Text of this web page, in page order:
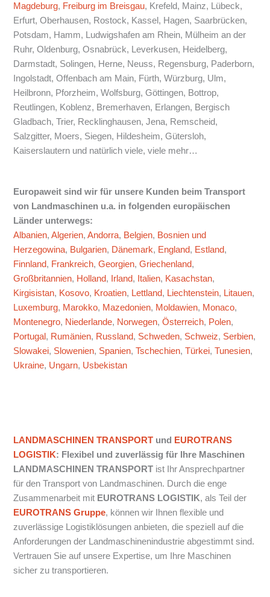
Magdeburg, Freiburg im Breisgau, Krefeld, Mainz, Lübeck,
Erfurt, Oberhausen, Rostock, Kassel, Hagen, Saarbrücken,
Potsdam, Hamm, Ludwigshafen am Rhein, Mülheim an der
Ruhr, Oldenburg, Osnabrück, Leverkusen, Heidelberg,
Darmstadt, Solingen, Herne, Neuss, Regensburg, Paderborn,
Ingolstadt, Offenbach am Main, Fürth, Würzburg, Ulm,
Heilbronn, Pforzheim, Wolfsburg, Göttingen, Bottrop,
Reutlingen, Koblenz, Bremerhaven, Erlangen, Bergisch
Gladbach, Trier, Recklinghausen, Jena, Remscheid,
Salzgitter, Moers, Siegen, Hildesheim, Gütersloh,
Kaiserslautern und natürlich viele, viele mehr…
Europaweit sind wir für unsere Kunden beim Transport
von Landmaschinen u.a. in folgenden europäischen
Länder unterwegs:
Albanien,Algerien,Andorra, Belgien, Bosnien und
Herzegowina, Bulgarien, Dänemark, England, Estland,
Finnland, Frankreich,Georgien,Griechenland,
Großbritannien, Holland, Irland, Italien, Kasachstan,
Kirgisistan, Kosovo, Kroatien, Lettland, Liechtenstein, Litauen,
Luxemburg, Marokko, Mazedonien, Moldawien, Monaco,
Montenegro, Niederlande, Norwegen,Österreich, Polen,
Portugal, Rumänien, Russland, Schweden, Schweiz, Serbien,
Slowakei, Slowenien, Spanien,Tschechien,Türkei,Tunesien,
Ukraine, Ungarn, Usbekistan
LANDMASCHINEN TRANSPORT und EUROTRANS
LOGISTIK: Flexibel und zuverlässig für Ihre Maschinen
LANDMASCHINEN TRANSPORT ist Ihr Ansprechpartner
für den Transport von Landmaschinen. Durch die enge
Zusammenarbeit mit EUROTRANS LOGISTIK, als Teil der
EUROTRANS Gruppe, können wir Ihnen flexible und
zuverlässige Logistiklösungen anbieten, die speziell auf die
Anforderungen der Landmaschinenindustrie abgestimmt sind.
Vertrauen Sie auf unsere Expertise, um Ihre Maschinen
sicher zu transportieren.